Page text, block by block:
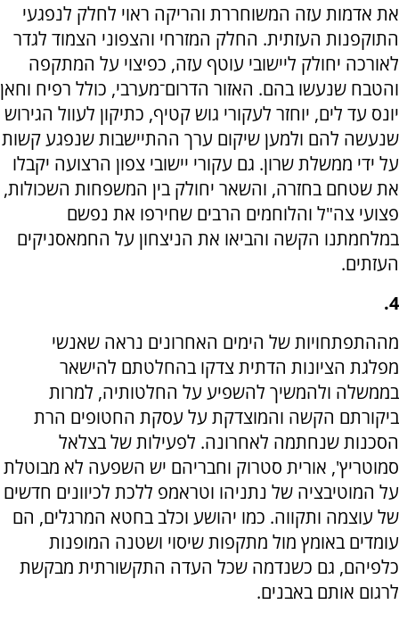
את אדמות עזה המשוחררת והריקה ראוי לחלק לנפגעי
התוקפנות העזתית. החלק המזרחי והצפוני הצמוד לגדר
לאורכה יחולק ליישובי עוטף עזה, כפיצוי על המתקפה
והטבח שנעשו בהם. האזור הדרום־מערבי, כולל רפיח וחאן
יונס עד לים, יוחזר לעקורי גוש קטיף, כתיקון לעוול הגירוש
שנעשה להם ולמען שיקום ערך ההתיישבות שנפגע קשות
על ידי ממשלת שרון. גם עקורי יישובי צפון הרצועה יקבלו
את שטחם בחזרה, והשאר יחולק בין המשפחות השכולות,
פצועי צה"ל והלוחמים הרבים שחירפו את נפשם
במלחמתנו הקשה והביאו את הניצחון על החמאסניקים
העזתים.
4.
מההתפתחויות של הימים האחרונים נראה שאנשי
מפלגת הציונות הדתית צדקו בהחלטתם להישאר
בממשלה ולהמשיך להשפיע על החלטותיה, למרות
ביקורתם הקשה והמוצדקת על עסקת החטופים הרת
הסכנות שנחתמה לאחרונה. לפעילות של בצלאל
סמוטריץ', אורית סטרוק וחבריהם יש השפעה לא מבוטלת
על המוטיבציה של נתניהו וטראמפ ללכת לכיוונים חדשים
של עוצמה ותקווה. כמו יהושע וכלב בחטא המרגלים, הם
עומדים באומץ מול מתקפות שיסוי ושטנה המופנות
כלפיהם, גם כשנדמה שכל העדה התקשורתית מבקשת
לרגום אותם באבנים.